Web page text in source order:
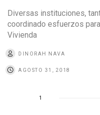
Diversas instituciones,
coordinado esfuerzos
Vivienda
DINORAH NAVA
AGOSTO 31, 2018
1